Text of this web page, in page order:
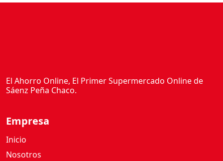
El Ahorro Online, El Primer Supermercado Online de
Sáenz Peña Chaco.
Empresa
Inicio
Nosotros